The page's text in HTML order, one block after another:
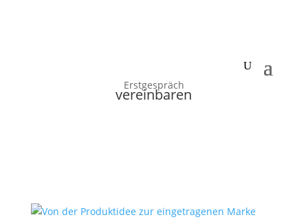
Erstgespräch
vereinbaren